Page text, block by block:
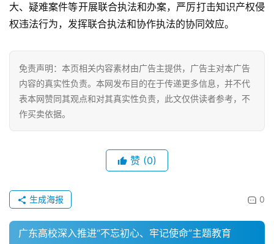
财
经
科
技
金
融
大、疑难案件等开展联合执法和办案，严厉打击知识产权侵
权违法行为，发挥联合执法和协作执法的协同效应。
免责声明：本页相关内容素材由广告主提供，广告主对本广告
内容的真实性负责。本网发布目的在于传递更多信息，并不代
表本网赞同其观点和对其真实性负责，此文仅供读者参考，不
作买卖依据。
赞 (0)
0
生成海报
广东高校深入推进“不忘初心、牢记使命”主题教育